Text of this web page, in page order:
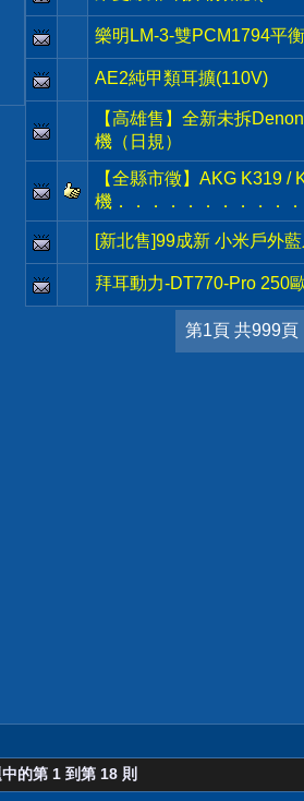
樂明LM-3-雙PCM1794平
AE2純甲類耳擴(110V)
【高雄售】全新未拆
機（日規）
【全縣市徵】AKG K319 /
機．．．．．．．．．．
[新北售]99成新 小米戶外
拜耳動力-DT770-Pro 250
第1頁 共999頁
的第 1 到第 18 則